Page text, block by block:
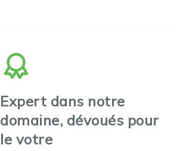
Expert dans notre
domaine, dévoués pour
le votre